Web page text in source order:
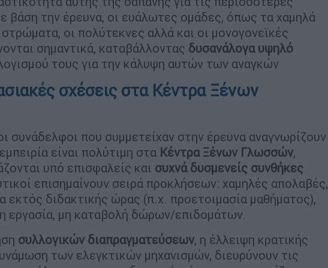
βάση την έρευνα, οι ευάλωτες ομάδες, όπως τα χαμηλά
οι πολύτεκνες αλλά και οι μονογονεϊκές
σημαντικά, καταβάλλοντας δυσανάλογα υψηλό
τους για την κάλυψη αυτών των αναγκών
σχέσεις στα Κέντρα Ξένων
συνάδελφοι που συμμετείχαν στην έρευνα αναγνωρίζουν
είναι πολύτιμη στα Κέντρα Ξένων Γλωσσών,
υπό επισφαλείς και συχνά δυσμενείς συνθήκες
επισημαίνουν σειρά προκλήσεων: χαμηλές απολαβές,
εκτός διδακτικής ώρας (π.χ. προετοιμασία μαθήματος),
εργασία, μη καταβολή δώρων/επιδομάτων.
συλλογικών διαπραγματεύσεων, η έλλειψη κρατικής
των ελεγκτικών μηχανισμών, διευρύνουν τις